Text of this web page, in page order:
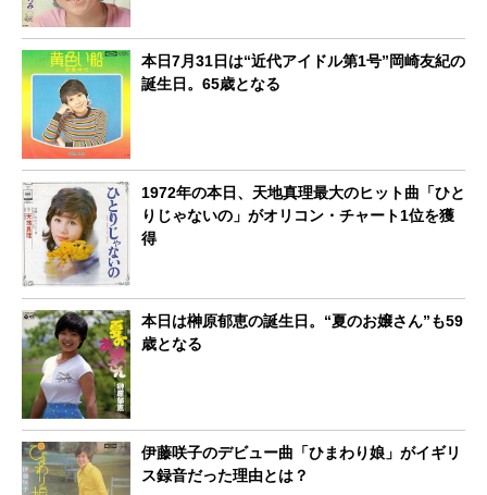
本日7月31日は“近代アイドル第1号”岡崎友紀の
誕生日。65歳となる
1972年の本日、天地真理最大のヒット曲「ひと
りじゃないの」がオリコン・チャート1位を獲
得
本日は榊原郁恵の誕生日。“夏のお嬢さん”も59
歳となる
伊藤咲子のデビュー曲「ひまわり娘」がイギリ
ス録音だった理由とは？